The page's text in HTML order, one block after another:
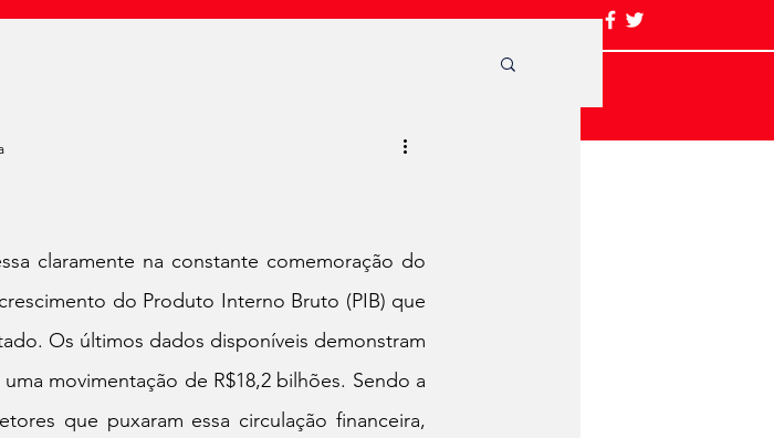
claramente na constante comemoração do
do Produto Interno Bruto (PIB) que
Os últimos dados disponíveis demonstram
movimentação de R$18,2 bilhões. Sendo a
que puxaram essa circulação financeira,